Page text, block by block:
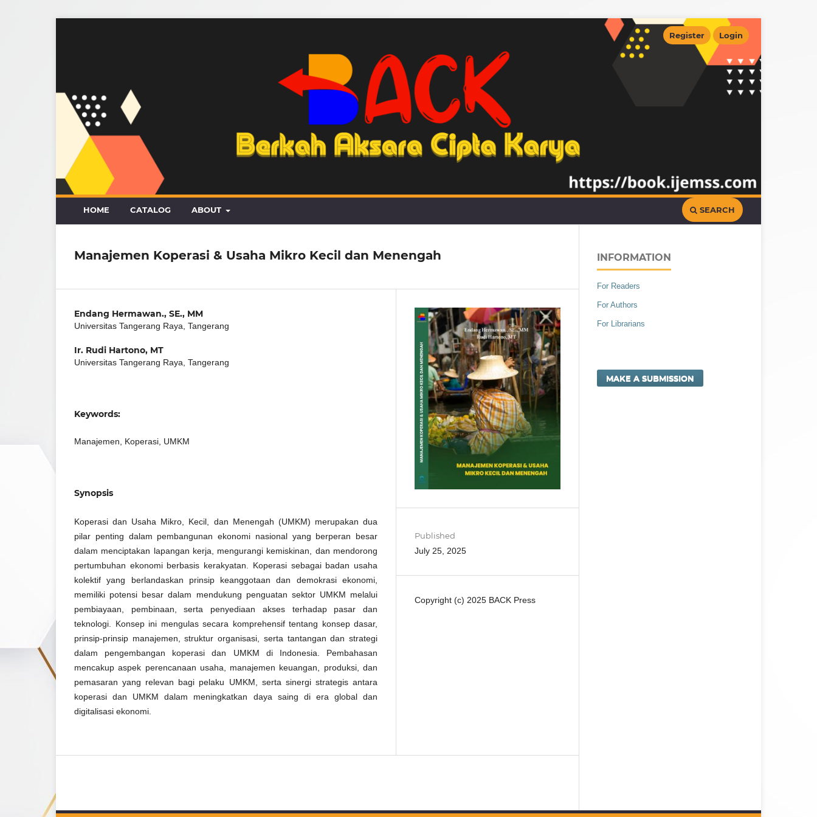
HOME CATALOG ABOUT SEARCH
Register Login
Manajemen Koperasi & Usaha Mikro Kecil dan Menengah
Endang Hermawan., SE., MM
Universitas Tangerang Raya, Tangerang
Ir. Rudi Hartono, MT
Universitas Tangerang Raya, Tangerang
Keywords:
Manajemen, Koperasi, UMKM
Synopsis
Koperasi dan Usaha Mikro, Kecil, dan Menengah (UMKM) merupakan dua
pilar penting dalam pembangunan ekonomi nasional yang berperan besar
dalam menciptakan lapangan kerja, mengurangi kemiskinan, dan mendorong
pertumbuhan ekonomi berbasis kerakyatan. Koperasi sebagai badan usaha
kolektif yang berlandaskan prinsip keanggotaan dan demokrasi ekonomi,
memiliki potensi besar dalam mendukung penguatan sektor UMKM melalui
pembiayaan, pembinaan, serta penyediaan akses terhadap pasar dan
teknologi. Konsep ini mengulas secara komprehensif tentang konsep dasar,
prinsip-prinsip manajemen, struktur organisasi, serta tantangan dan strategi
dalam pengembangan koperasi dan UMKM di Indonesia. Pembahasan
mencakup aspek perencanaan usaha, manajemen keuangan, produksi, dan
pemasaran yang relevan bagi pelaku UMKM, serta sinergi strategis antara
koperasi dan UMKM dalam meningkatkan daya saing di era global dan
digitalisasi ekonomi.
Published
July 25, 2025
Copyright (c) 2025 BACK Press
INFORMATION
For Readers
For Authors
For Librarians
MAKE A SUBMISSION